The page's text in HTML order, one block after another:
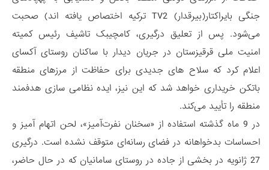
جنگی بایراکتار(بیرقدار) TV2 ترکیه اختصاص یافته اند) صحبت
می‌شود. پس از تعلیق درگیری، کامچیبک تاشیف رئیس کمیته
امنیت ملی قرقیزستان در جریان دیدار با ساکنان روستای آکسای
اعلام کرد که سلاح های جدیدی برای حفاظت از مرزهای منطقه
باتکن خریداری خواهد شد که این نیز، ایده نظامی سازی هدفمند
منطقه را تأیید می‌کند.
در 9 ماه گذشته استفاده از «سخنان نفرت‌آمیز»، لحن اتهام آمیز و
احساسات بدخواهانه در فضای رسانه‌ای متوقف نشده است. درگیری
27 ژانویه در بخشی از جاده در روستای سامانیان که در حال حاضر،